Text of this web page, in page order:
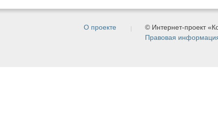
О проекте
© Интернет-проект
Правовая